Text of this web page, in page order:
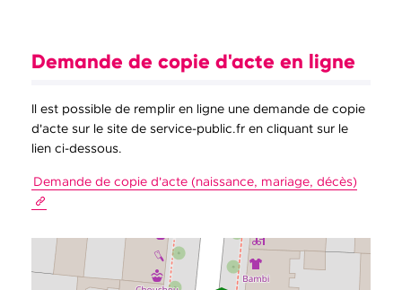
Demande de copie d'acte en ligne
Il est possible de remplir en ligne une demande de copie
d'acte sur le site de service-public.fr en cliquant sur le
lien ci-dessous.
Demande de copie d'acte (naissance, mariage, décès)